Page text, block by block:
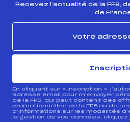
Recevez l’actualité de la FFS,
de
En cliquant sur « inscription »,
adresse email pour m’envoyer
de la FFS, qui peut contenir des
promotionnelles de la FFS ou de
d’informations sur les modalités
la gestion de vos données, cliquez